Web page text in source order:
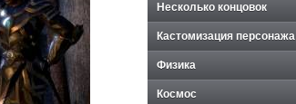
Несколько концовок
Кастомизация персонажа
Физика
Космос